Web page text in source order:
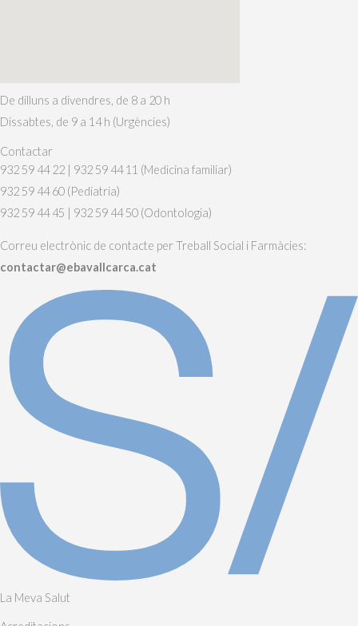
De dilluns a divendres, de 8 a 20 h
Dissabtes, de 9 a 14 h (Urgències)
Contactar
932 59 44 22 | 932 59 44 11 (Medicina familiar)
932 59 44 60 (Pediatria)
932 59 44 45 | 932 59 44 50 (Odontologia)
Correu electrònic de contacte per Treball Social i Farmàcies:
contactar@ebavallcarca.cat
La Meva Salut